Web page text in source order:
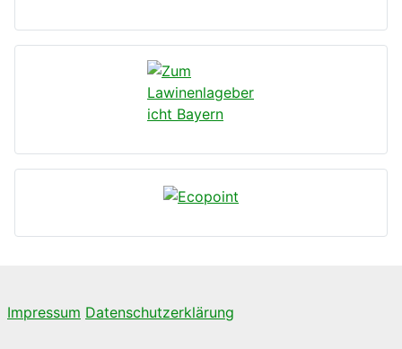
Impressum Datenschutzerklärung